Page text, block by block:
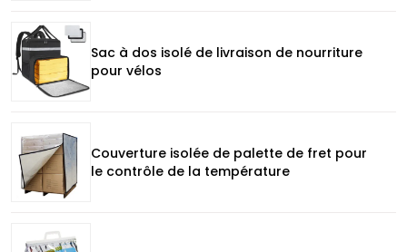
Sac à dos isolé de livraison de nourriture
pour vélos
Couverture isolée de palette de fret pour
le contrôle de la température